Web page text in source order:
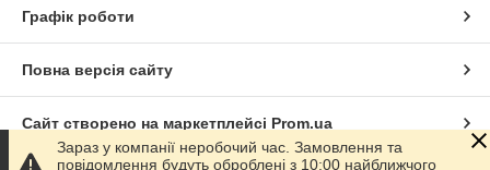
Графік роботи
Повна версія сайту
Сайт створено на маркетплейсі Prom.ua
Зараз у компанії неробочий час. Замовлення та
повідомлення будуть оброблені з 10:00 найближчого